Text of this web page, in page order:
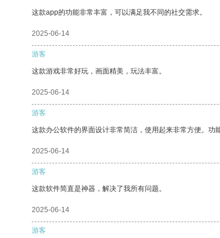
这款app的功能非常丰富，可以满足我不同的社交需求。
2025-06-14
游客
这款游戏非常好玩，画面精美，玩法丰富。
2025-06-14
游客
这款办公软件的界面设计非常简洁，使用起来非常方便。功
2025-06-14
游客
这款软件简直是神器，解决了我所有问题。
2025-06-14
游客